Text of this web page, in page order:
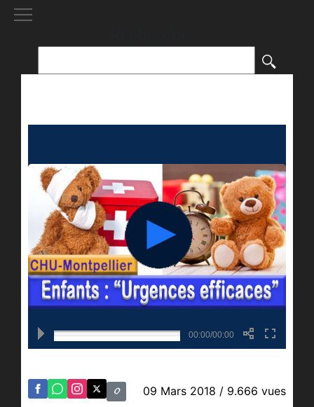
00:00/00:00
09 Mars 2018 / 9.666 vues